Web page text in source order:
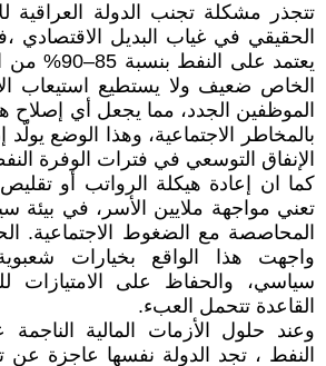
تتجذر مشكلة تجنب الدولة العراقية
الحقيقي في غياب البديل الاقتصادي
يعتمد على
الخاص ضعيف ولا يستطيع استيعاب
الموظفين الجدد، مما يجعل أي إصلاح
بالمخاطر الاجتماعية، وهذا الوضع يولّد
الإنفاق التوسعي في فترات الوفرة
كما ان إعادة هيكلة الرواتب أو
تعني مواجهة ملايين الأسر، في بيئة
المحاصصة مع الضغوط الاجتماعية.
واجهت هذا الواقع بخيارات
سياسي، والحفاظ على الامتيازات
القاعدة تتحمل العبء.
وعند حلول الأزمات المالية
النفط ، تجد الدولة نفسها عاجزة عن